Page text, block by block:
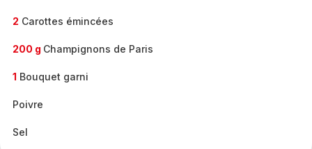
2 Carottes émincées
200 g Champignons de Paris
1 Bouquet garni
Poivre
Sel